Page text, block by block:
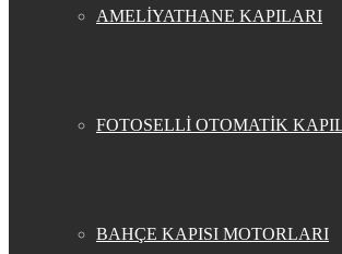
AMELİYATHANE KAPILARI
FOTOSELLİ OTOMATİK
BAHÇE KAPISI MOTORLARI